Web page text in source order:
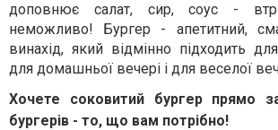
доповнює салат, сир, соус -
неможливо! Бургер - апетитний,
винахід, який відмінно підходить
для домашньої вечері і для веселої
Хочете соковитий бургер прямо
бургерів - то, що вам потрібно!